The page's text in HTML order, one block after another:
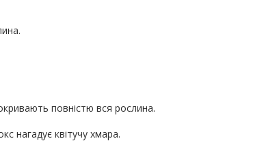
повністю вся рослина.
нагадує квітучу хмара.